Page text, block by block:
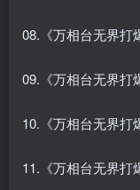
08.《万相台无界打
09.《万相台无界打
10.《万相台无界打
11.《万相台无界打